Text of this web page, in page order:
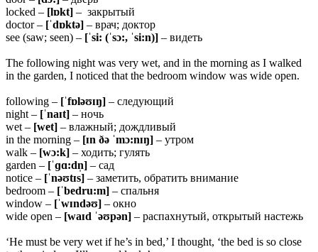
locked – [lɒkt] – закрытый
doctor – [ˈdɒktə] – врач; доктор
see (saw; seen) – [ˈsi: (ˈsɔ:, ˈsi:n)] – видеть
The following night was very wet, and in the morning as I walked
in the garden, I noticed that the bedroom window was wide open.
following – [ˈfɒləʊɪŋ] – следующий
night – [ˈnaɪt] – ночь
wet – [wet] – влажный; дождливый
in the morning – [ɪn ðə ˈmɔ:nɪŋ] – утром
walk – [wɔ:k] – ходить; гулять
garden – [ˈɡɑ:dn̩] – сад
notice – [ˈnəʊtɪs] – заметить, обратить внимание
bedroom – [ˈbedru:m] – спальня
window – [ˈwɪndəʊ] – окно
wide open – [waɪd ˈəʊpən] – распахнутый, открытый настежь
‘He must be very wet if he’s in bed,’ I thought, ‘the bed is so close